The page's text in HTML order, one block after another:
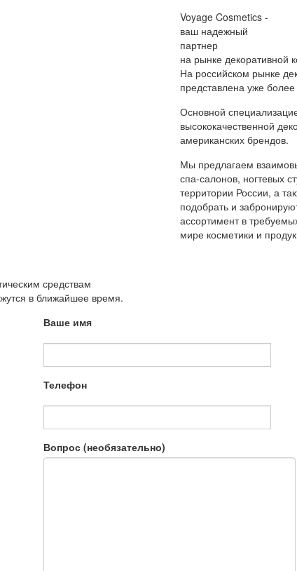
Voyage Cosmetics -
ваш надежный
партнер
на рынке декоративной
На российском рынке
представлена уже
Основной
высококачественной
американских брендов.
Мы предлагаем
спа-салонов, ногтевых
территории России, а
подобрать и
ассортимент в
мире косметики и
средствам
в ближайшее время.
Ваше имя
Телефон
Вопрос (необязательно)